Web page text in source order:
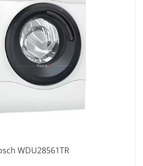
WDU28561TR